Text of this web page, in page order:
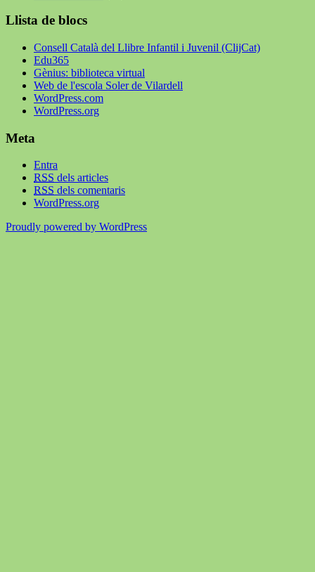
Llista de blocs
Consell Català del Llibre Infantil i Juvenil (ClijCat)
Edu365
Gènius: biblioteca virtual
Web de l'escola Soler de Vilardell
WordPress.com
WordPress.org
Meta
Entra
RSS dels articles
RSS dels comentaris
WordPress.org
Proudly powered by WordPress